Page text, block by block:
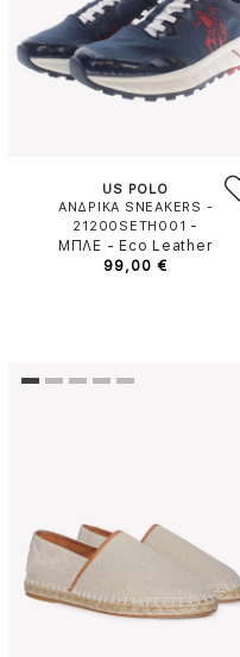
US POLO
ΑΝΔΡΙΚΑ SNEAKERS -
21200SETH001 -
ΜΠΛΕ - Eco Leather
99,00 €